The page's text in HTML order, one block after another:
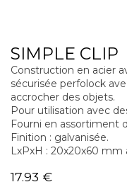
SIMPLE CLIP
Construction en acier
sécurisée perfolock
accrocher des objets.
Pour utilisation avec
Fourni en assortiment
Finition : galvanisée.
LxPxH : 20x20x60
17.93 €